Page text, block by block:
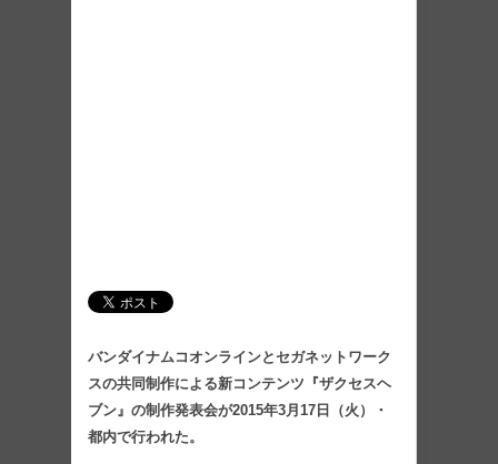
バンダイナムコオンラインとセガネットワーク
スの共同制作による新コンテンツ『ザクセスヘ
ブン』の制作発表会が2015年3月17日（火）・
都内で行われた。